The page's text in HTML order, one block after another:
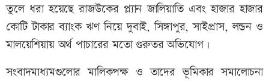
তুলে ধরা হয়েছে রাজউকের প্ল্যান জালিয়াতি এবং হাজার হাজার
কোটি টাকার ব্যাংক ঋণ নিয়ে দুবাই, সিঙ্গাপুর, সাইপ্রাস, লন্ডন ও
মালয়েশিয়ায় অর্থ পাচারের মতো গুরুতর অভিযোগ।
সংবাদমাধ্যমগুলোর মালিকপক্ষ ও তাদের ভূমিকার সমালোচনা